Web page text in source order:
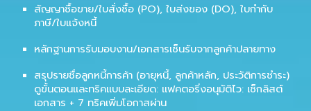
สัญญาซื้อขาย/ใบสั่งซื้อ (PO), ใบส่งของ (DO), ใบกำกับ
ภาษี/ใบแจ้งหนี้
หลักฐานการรับมอบงาน/เอกสารเซ็นรับจากลูกค้าปลายทาง
สรุปรายชื่อลูกหนี้การค้า (อายุหนี้, ลูกค้าหลัก, ประวัติการชำระ)
ดูขั้นตอนและทริคแบบละเอียด: แฟคตอริ่งอนุมัติไว: เช็กลิสต์
เอกสาร + 7 ทริคเพิ่มโอกาสผ่าน